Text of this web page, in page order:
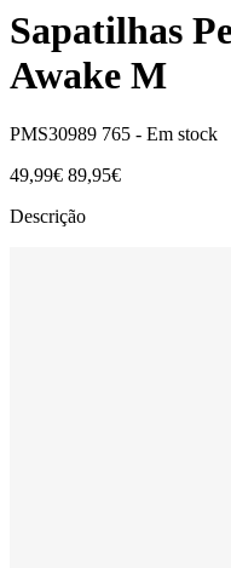
Sapatilhas
Awake M
PMS30989 765 - Em stock
49,99€ 89,95€
Descrição